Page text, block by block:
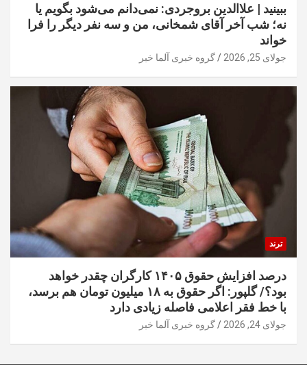
ببینید | علاالدین بروجردی: نمی‌دانم می‌شود بگویم یا
نه؛ شب آخر آقای شمخانی، من و سه نفر دیگر را فرا
خواند
جولای 25, 2026 گروه خبری آلما خبر
ترند
درصد افزایش حقوق ۱۴۰۵ کارگران چقدر خواهد
بود؟/ گلپور: اگر حقوق به ۱۸ میلیون تومان هم برسد،
با خط فقر اعلامی فاصله زیادی دارد
جولای 24, 2026 گروه خبری آلما خبر